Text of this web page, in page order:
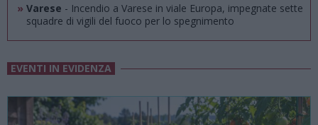
» Varese - Incendio a Varese in viale Europa, impegnate sette
squadre di vigili del fuoco per lo spegnimento
EVENTI IN EVIDENZA